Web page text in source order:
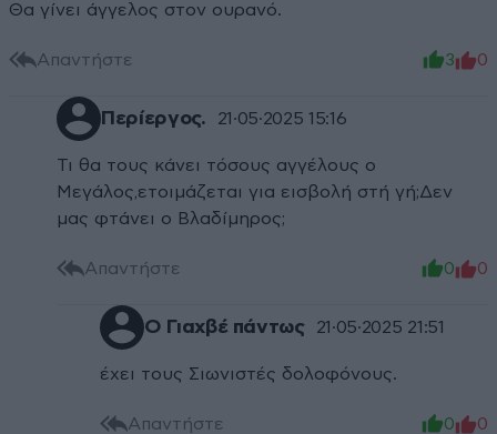
Θα γίνει άγγελος στον ουρανό.
Απαντήστε 3 0
Περίεργος. 21·05·2025 15:16
Τι θα τους κάνει τόσους αγγέλους ο
Μεγάλος,ετοιμάζεται για εισβολή στή γή;Δεν
μας φτάνει ο Βλαδίμηρος;
Απαντήστε 0 0
Ο Γιαχβέ πάντως 21·05·2025 21:51
έχει τους Σιωνιστές δολοφόνους.
Απαντήστε 0 0